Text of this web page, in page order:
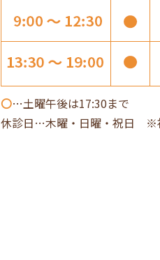
〇…土曜午後は17:30まで
休診日…木曜・日曜・祝日 ※